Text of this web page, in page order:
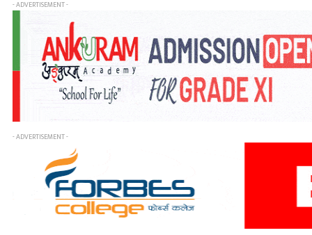
- ADVERTISEMENT -
- ADVERTISEMENT -